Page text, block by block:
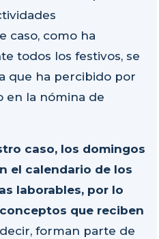
caso, como ha
todos los festivos, se
que ha percibido por
en la nómina de
caso, los domingos
el calendario de los
laborables, por lo
que reciben
decir, forman parte de